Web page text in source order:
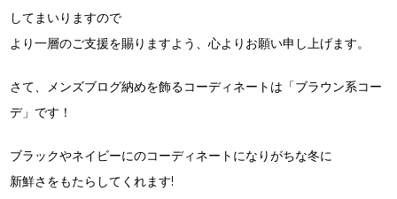
してまいりますので
より一層のご支援を賜りますよう、心よりお願い申し上げます。
さて、メンズブログ納めを飾るコーディネートは「ブラウン系コー
デ」です！
ブラックやネイビーにのコーディネートになりがちな冬に
新鮮さをもたらしてくれます!